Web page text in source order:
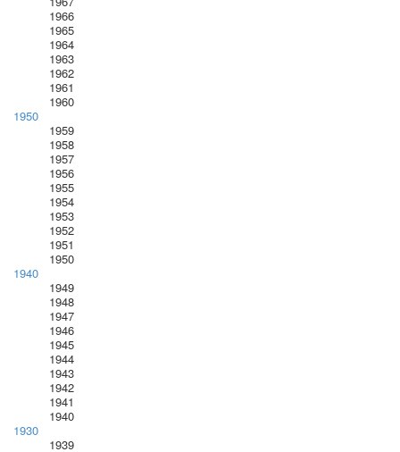
1966
1965
1964
1963
1962
1961
1960
1950
1959
1958
1957
1956
1955
1954
1953
1952
1951
1950
1940
1949
1948
1947
1946
1945
1944
1943
1942
1941
1940
1930
1939